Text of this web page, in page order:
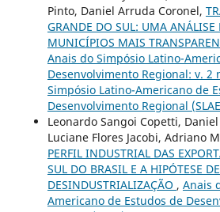
Pinto, Daniel Arruda Coronel,
GRANDE DO SUL: UMA ANÁLISE
MUNICÍPIOS MAIS
Anais do Simpósio Latino-
Desenvolvimento Regional: v. 2
Simpósio Latino-Americano de
Desenvolvimento Regional
Leonardo Sangoi Copetti,
Luciane Flores Jacobi, Adriano
PERFIL INDUSTRIAL DAS
SUL DO BRASIL E A HIPÓTESE DE
DESINDUSTRIALIZAÇÃO , Anais
Americano de Estudos de